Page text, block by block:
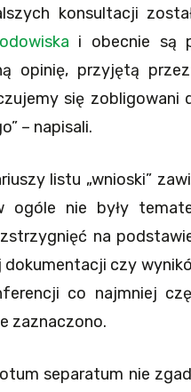
konsultacji
i obecnie są
opinię, przyjętą
się zobligowani
– napisali.
listu „wnioski”
ogóle nie były
na
czy
co najmniej
zaznaczono.
separatum nie